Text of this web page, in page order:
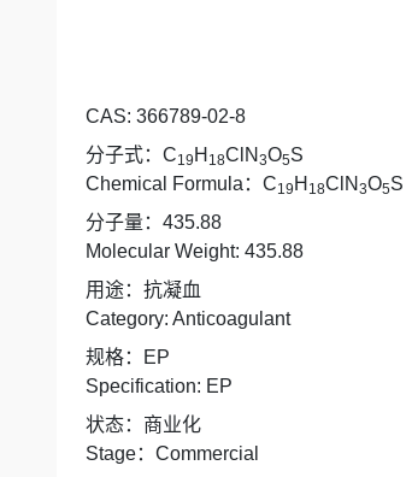
CAS: 366789-02-8
分子式： C19 H 18ClN 3O5S
Chemical Formula ： C19 H 18ClN 3O5S
分子量： 435.88
Molecular Weight: 435.88
用途：抗凝血
Category: Anticoagulant
规格：
EP
Specification: EP
状态：商业化
Stage： Commercial